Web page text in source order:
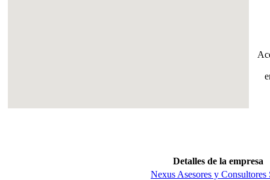
Detalles de la empresa
Nexus Asesores y Consultores